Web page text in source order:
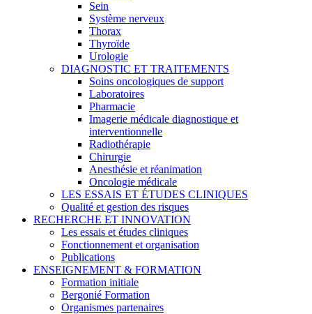
Sein
Système nerveux
Thorax
Thyroïde
Urologie
DIAGNOSTIC ET TRAITEMENTS
Soins oncologiques de support
Laboratoires
Pharmacie
Imagerie médicale diagnostique et
interventionnelle
Radiothérapie
Chirurgie
Anesthésie et réanimation
Oncologie médicale
LES ESSAIS ET ÉTUDES CLINIQUES
Qualité et gestion des risques
RECHERCHE ET INNOVATION
Les essais et études cliniques
Fonctionnement et organisation
Publications
ENSEIGNEMENT & FORMATION
Formation initiale
Bergonié Formation
Organismes partenaires